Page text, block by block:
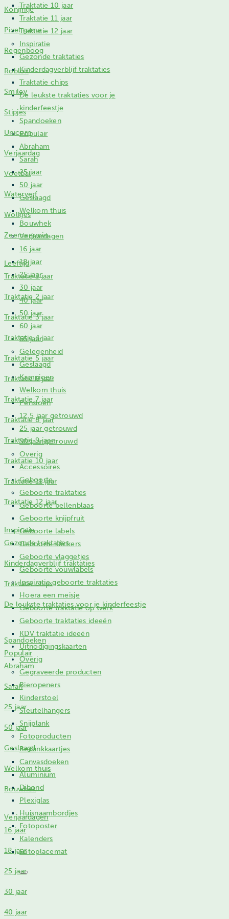
Traktatie 10 jaar
Traktatie 11 jaar
Traktatie 12 jaar
Inspiratie
Gezonde traktaties
Kinderdagverblijf traktaties
Traktatie chips
De leukste traktaties voor je
kinderfeestje
Spandoeken
Populair
Abraham
Sarah
25 jaar
50 jaar
Geslaagd
Welkom thuis
Bouwhek
Verjaardagen
16 jaar
18 jaar
25 jaar
30 jaar
40 jaar
50 jaar
60 jaar
65 jaar
Gelegenheid
Geslaagd
Kampioen
Welkom thuis
Pensioen
12,5 jaar getrouwd
25 jaar getrouwd
50 jaar getrouwd
Overig
Accessoires
Geboorte
Geboorte traktaties
Geboorte bellenblaas
Geboorte knijpfruit
Geboorte labels
Geboorte stickers
Geboorte vlaggetjes
Geboorte vouwlabels
Inspiratie geboorte traktaties
Hoera een meisje
Geboorte traktatie op werk
Geboorte traktaties ideeën
KDV traktatie ideeën
Uitnodigingskaarten
Overig
Gegraveerde producten
Bieropeners
Kinderstoel
Sleutelhangers
Snijplank
Fotoproducten
Bedankkaartjes
Canvasdoeken
Aluminium
Dibond
Plexiglas
Huisnaambordjes
Fotoposter
Kalenders
Fotoplacemat
Konijntje
Pixel game
Regenboog
Roblox
Smiley
Stipjes
Unicorn
Verjaardag
Voetbal
Waterverf
Wolkjes
Zeemeermin
Leeftijd
Traktatie 1 jaar
Traktatie 2 jaar
Traktatie 3 jaar
Traktatie 4 jaar
Traktatie 5 jaar
Traktatie 6 jaar
Traktatie 7 jaar
Traktatie 8 jaar
Traktatie 9 jaar
Traktatie 10 jaar
Traktatie 11 jaar
Traktatie 12 jaar
Inspiratie
Gezonde traktaties
Kinderdagverblijf traktaties
Traktatie chips
De leukste traktaties voor je kinderfeestje
Spandoeken
Populair
Abraham
Sarah
25 jaar
50 jaar
Geslaagd
Welkom thuis
Bouwhek
Verjaardagen
16 jaar
18 jaar
25 jaar
30 jaar
40 jaar